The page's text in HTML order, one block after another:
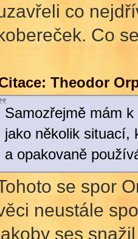
co
Co
Theodor
Samozřejmě mám
jako několik situací,
a opakovaně
se spor
neustále
ses